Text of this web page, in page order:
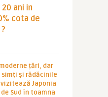
ani in
cota de
țări, dar
simți și rădăcinile
Japonia
Sud în toamna